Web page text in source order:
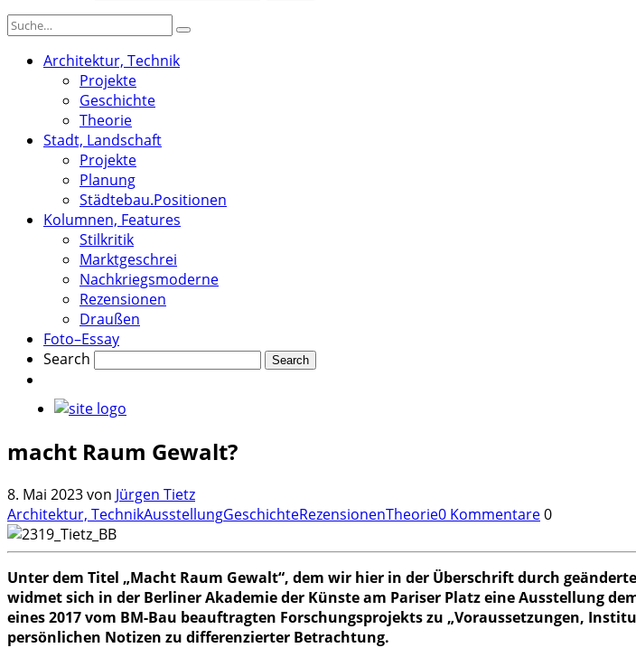
Architektur, Technik
Projekte
Geschichte
Theorie
Stadt, Landschaft
Projekte
Planung
Städtebau.Positionen
Kolumnen, Features
Stilkritik
Marktgeschrei
Nachkriegsmoderne
Rezensionen
Draußen
Foto–Essay
Search
macht Raum Gewalt?
8. Mai 2023von Jürgen Tietz
Architektur, TechnikAusstellungGeschichteRezensionenTheorie0 Kommentare0
Unter dem Titel „Macht Raum Gewalt“, dem wir hier in der Überschrift durch
widmet sich in der Berliner Akademie der Künste am Pariser Platz eine Ausstellung
eines 2017 vom BM-Bau beauftragten Forschungsprojekts zu „Voraussetzungen,
persönlichen Notizen zu differenzierter Betrachtung.